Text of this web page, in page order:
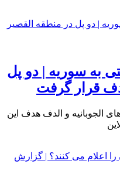
به سوریه | دو پل
قرار گرفت
الجوبانیه و الدف هدف این